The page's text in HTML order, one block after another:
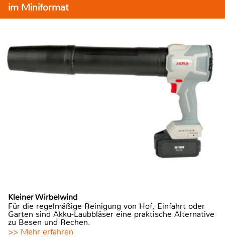
im Miniformat
Kleiner Wirbelwind
Für die regelmäßige Reinigung von Hof, Einfahrt oder
Garten sind Akku-Laubbläser eine praktische Alternative
zu Besen und Rechen.
>> Mehr erfahren